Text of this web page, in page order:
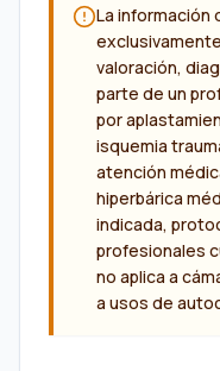
La
valoración,
parte de un
por
isquemia
atención
hiperbárica
indicada,
profesionales
no aplica a
a usos de